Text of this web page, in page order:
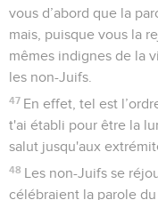
vous d’abord que la
mais, puisque vous la
mêmes indignes de la
les non-Juifs.
47 En effet, tel est
t'ai établi pour être la
salut jusqu'aux
48 Les non-Juifs se
célébraient la parole